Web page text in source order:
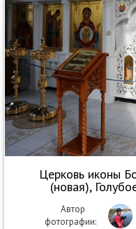
Церковь иконы
(новая),
Автор
фотографии: